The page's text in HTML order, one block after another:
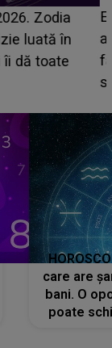
până
Casa Iubirii
mama
pentru
care are
bani. O
poate